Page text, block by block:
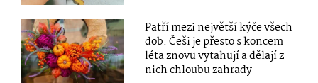
Patří mezi největší kýče všech
dob. Češi je přesto s koncem
léta znovu vytahují a dělají z
nich chloubu zahrady